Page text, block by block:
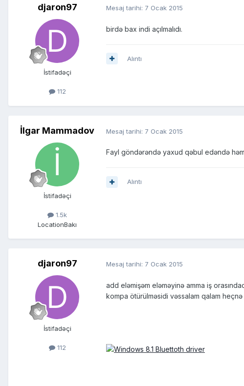
djaron97
İstifadəçi
112
Mesaj tarihi: 7 Ocak 2015
birdə bax indi açılmalıdı.
Alıntı
İlgar Mammadov
İstifadəçi
1.5k
LocationBakı
Mesaj tarihi: 7 Ocak 2015
Fayl göndərəndə yaxud qəbul edəndə
Alıntı
djaron97
İstifadəçi
112
Mesaj tarihi: 7 Ocak 2015
add eləmişəm eləməyinə amma iş
kompa ötürülməsidi vəssalam qalam